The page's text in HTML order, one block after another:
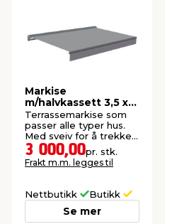
Markise
m/halvkassett 3,5 x
2,5 m
Terrassemarkise som
passer alle typer hus.
Med sveiv for å trekke
markisen ut eller inn.
3 000,00pr. stk.
Frakt m.m. legges til
Nettbutikk Butikk
Se mer